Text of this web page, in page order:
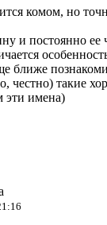
комом, но
и постоянно ее
ближе
честно) такие
эти имена)